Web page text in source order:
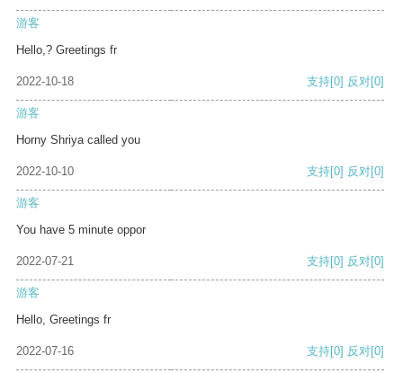
游客
Hello,? Greetings fr
2022-10-18 支持[0] 反对[0]
游客
Horny Shriya called you
2022-10-10 支持[0] 反对[0]
游客
You have 5 minute oppor
2022-07-21 支持[0] 反对[0]
游客
Hello, Greetings fr
2022-07-16 支持[0] 反对[0]